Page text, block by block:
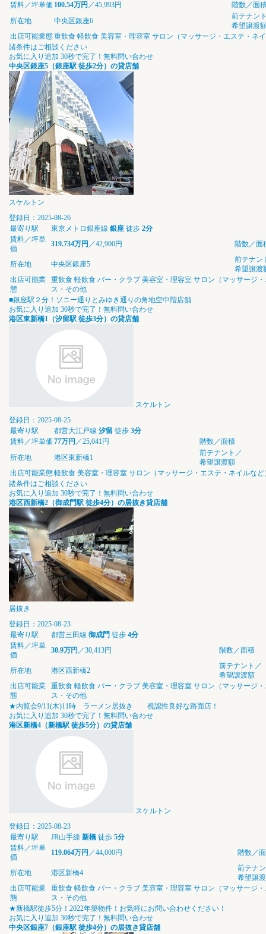
賃料／坪単価 100.54万円 ／45,993円
階数／面
所在地
中央区銀座6
前テナン
希望譲渡
出店可能業態重飲食 軽飲食 美容室・理容室 サロン（マッサージ・エステ・ネ
諸条件はご相談ください
お気に入り追加 30秒で完了！無料問い合わせ
中央区銀座5（銀座駅 徒歩2分）の貸店舗
スケルトン
登録日：2025-08-26
最寄り駅
東京メトロ銀座線 銀座 徒歩 2分
賃料／坪単
価
319.734万円 ／42,900円 階数／面
所在地 中央区銀座5
前テナン
希望譲渡
出店可能業
態
重飲食 軽飲食 バー・クラブ 美容室・理容室 サロン（マッサージ
ス・その他
■銀座駅２分！ソニー通りとみゆき通りの角地空中階店舗
お気に入り追加 30秒で完了！無料問い合わせ
港区東新橋1（汐留駅 徒歩3分）の貸店舗
スケルトン
登録日：2025-08-25
最寄り駅
都営大江戸線 汐留 徒歩 3分
賃料／坪単価 77万円 ／25,041円
階数／面積
所在地
港区東新橋1
前テナント／
希望譲渡額
出店可能業態軽飲食 美容室・理容室 サロン（マッサージ・エステ・ネイルなど
諸条件はご相談ください
お気に入り追加 30秒で完了！無料問い合わせ
港区西新橋2（御成門駅 徒歩4分）の居抜き貸店舗
居抜き
登録日：2025-08-23
最寄り駅
都営三田線 御成門 徒歩 4分
賃料／坪単
価
30.9万円 ／30,413円 階数／面積
所在地 港区西新橋2
前テナント／
希望譲渡額
出店可能業
態
重飲食 軽飲食 バー・クラブ 美容室・理容室 サロン（マッサージ
ス・その他
★内覧会9/11(木)11時 ラーメン居抜き 視認性良好な路面店！
お気に入り追加 30秒で完了！無料問い合わせ
港区新橋4（新橋駅 徒歩5分）の貸店舗
スケルトン
登録日：2025-08-23
最寄り駅
JR山手線 新橋 徒歩 5分
賃料／坪単
価
119.064万円 ／44,000円 階数／
所在地 港区新橋4
前テナ
希望譲
出店可能業
態
重飲食 軽飲食 バー・クラブ 美容室・理容室 サロン（マッサージ
ス・その他
★新橋駅徒歩5分！2022年築物件！お気軽にお問い合わせください！
お気に入り追加 30秒で完了！無料問い合わせ
中央区銀座7（銀座駅 徒歩4分）の居抜き貸店舗